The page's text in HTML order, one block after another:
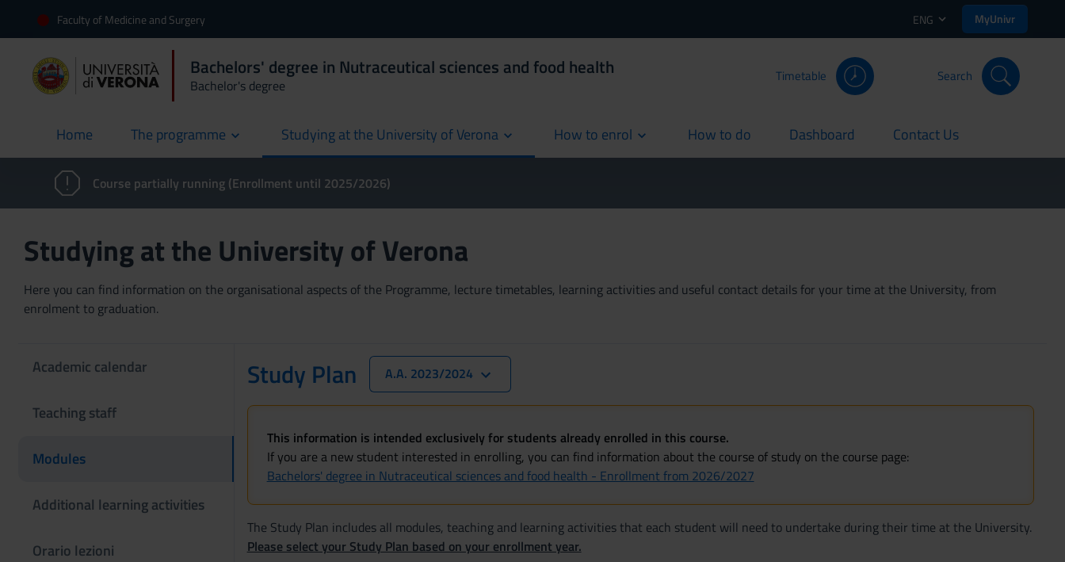
Faculty of Medicine and Surgery ENG MyUnivr
Bachelors' degree in Nutraceutical sciences and food health
Bachelor's degree
Timetable Search
Home
current The programme Studying at the University of Verona How to enrol How to do
current Dashboard
current Contact Us
current
Course partially running (Enrollment until 2025/2026)
Studying at the University of Verona
Here you can find information on the organisational aspects of the Programme, lecture timetables, learning activities and useful contact details for your time at the University, from
enrolment to graduation.
Academic calendar
Teaching staff
Modules
Additional learning activities
Orario lezioni
Study Plan A.A. 2023/2024
This information is intended exclusively for students already enrolled in this course.
If you are a new student interested in enrolling, you can find information about the course of study on the course page:
Bachelors' degree in Nutraceutical sciences and food health - Enrollment from 2026/2027
The Study Plan includes all modules, teaching and learning activities that each student will need to undertake during their time at the University.
Please select your Study Plan based on your enrollment year.